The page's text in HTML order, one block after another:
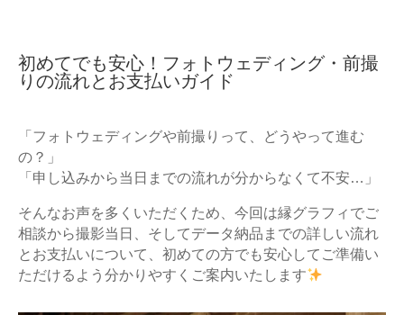
初めてでも安心！フォトウェディング・前撮
りの流れとお支払いガイド
「フォトウェディングや前撮りって、どうやって進む
の？」
「申し込みから当日までの流れが分からなくて不安… 」
そんなお声を多くいただくため、今回は縁グラフィでご
相談から撮影当日、そしてデータ納品までの詳しい流れ
とお支払いについて、初めての方でも安心してご準備い
ただけるよう分かりやすくご案内いたします